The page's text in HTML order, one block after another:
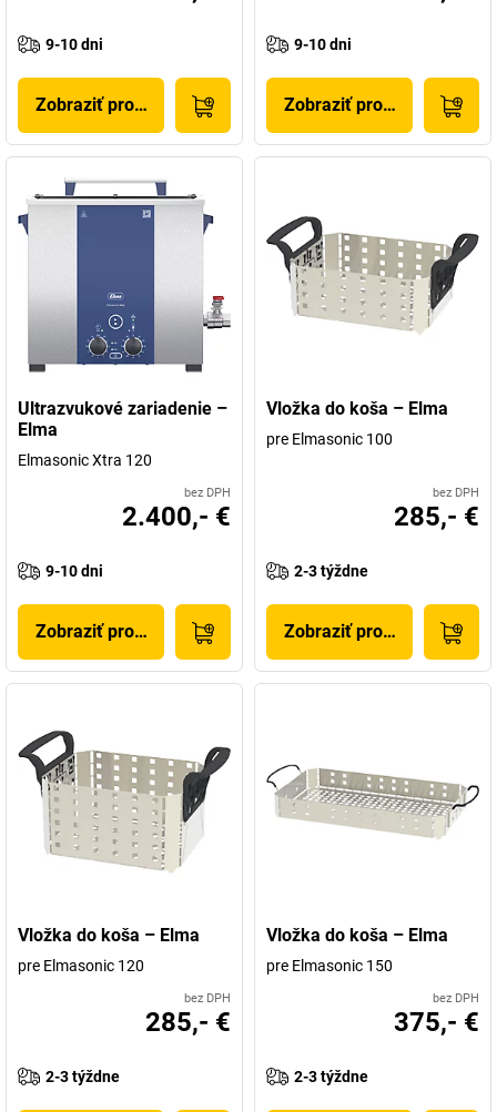
9-10 dni
Zobraziť produkt
9-10 dni
Zobraziť produkt
Ultrazvukové zariadenie –
Elma
Elmasonic Xtra 120
bez DPH
2.400,- €
9-10 dni
Zobraziť produkt
Vložka do koša – Elma
pre Elmasonic 100
bez DPH
285,- €
2-3 týždne
Zobraziť produkt
Vložka do koša – Elma
pre Elmasonic 120
bez DPH
285,- €
2-3 týždne
Vložka do koša – Elma
pre Elmasonic 150
bez DPH
375,- €
2-3 týždne